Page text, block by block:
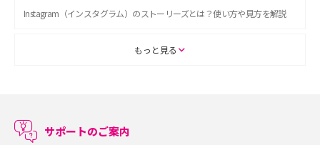
Instagram（インスタグラム）のストーリーズとは？使い方や見方を解説
ASMRとは？初心者向けの代表ジャンルや楽しみ方を解説
LINEで友だちを削除する方法は？方法ごとの影響や復活・復元する方法も
もっと見る
サポートのご案内